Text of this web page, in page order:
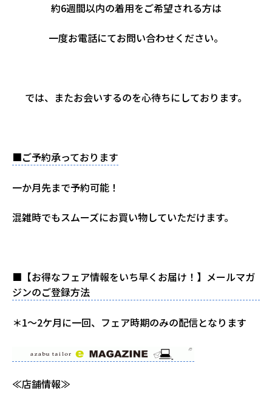
約6週間以内の着用をご希望される方は
一度お電話にてお問い合わせください。
では、またお会いするのを心待ちにしております。
■ご予約承っております
一か月先まで予約可能！
混雑時でもスムーズにお買い物していただけます。
■【お得なフェア情報をいち早くお届け！】メールマガ
ジンのご登録方法
＊1～2ケ月に一回、フェア時期のみの配信となります
≪店舗情報≫